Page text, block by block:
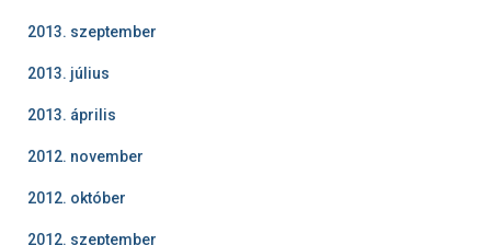
2013. szeptember
2013. július
2013. április
2012. november
2012. október
2012. szeptember